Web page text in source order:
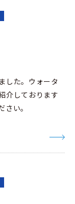
した。ウォータ
介しております
い。